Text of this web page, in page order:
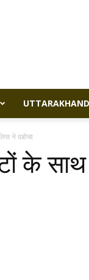
UTTARAKHAND
ने दबोचा
के साथ